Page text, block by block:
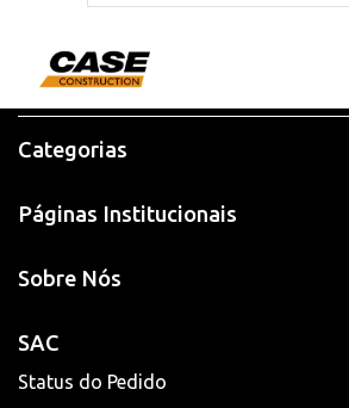
Categorias
Páginas Institucionais
Sobre Nós
SAC
Status do Pedido